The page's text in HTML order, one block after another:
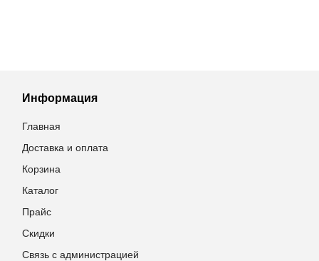
Информация
Главная
Доставка и оплата
Корзина
Каталог
Прайс
Скидки
Связь с администрацией